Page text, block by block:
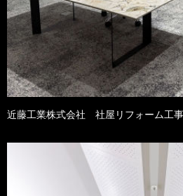
近藤工業株式会社 社屋リフォーム工事